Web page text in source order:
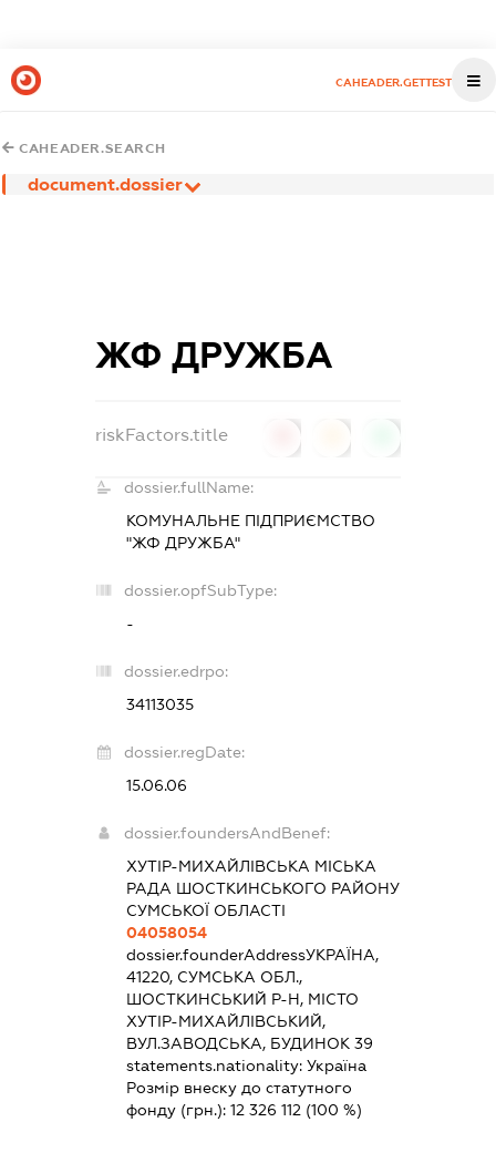
CAHEADER.GETTEST
CAHEADER.SEARCH
document.dossier
ЖФ ДРУЖБА
riskFactors.title
dossier.fullName:
КОМУНАЛЬНЕ ПІДПРИЄМСТВО
"ЖФ ДРУЖБА"
dossier.opfSubType:
-
dossier.edrpo:
34113035
dossier.regDate:
15.06.06
dossier.foundersAndBenef:
ХУТІР-МИХАЙЛІВСЬКА МІСЬКА
РАДА ШОСТКИНСЬКОГО РАЙОНУ
СУМСЬКОЇ ОБЛАСТІ
04058054
dossier.founderAddressУКРАЇНА,
41220, СУМСЬКА ОБЛ.,
ШОСТКИНСЬКИЙ Р-Н, МІСТО
ХУТІР-МИХАЙЛІВСЬКИЙ,
ВУЛ.ЗАВОДСЬКА, БУДИНОК 39
statements.nationality: Україна
Розмір внеску до статутного
фонду (грн.): 12 326 112 (100 %)